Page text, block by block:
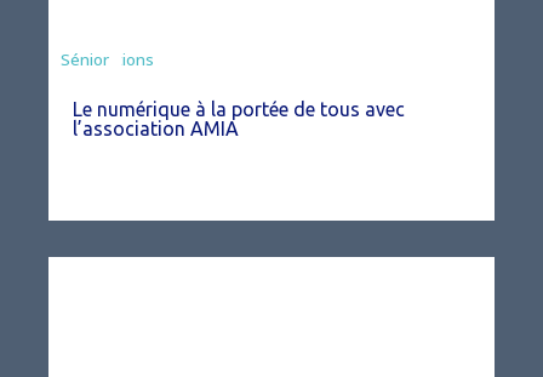
Associations
Sénior
Le numérique à la portée de tous avec
l’association AMIA